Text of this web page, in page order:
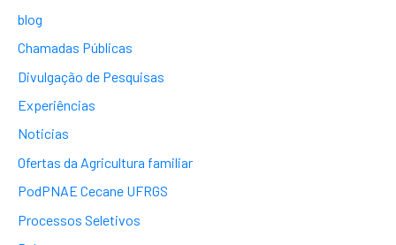
blog
Chamadas Públicas
Divulgação de Pesquisas
Experiências
Noticias
Ofertas da Agricultura familiar
PodPNAE Cecane UFRGS
Processos Seletivos